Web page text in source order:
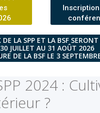
DE LA SPP ET LA BSF SERONT
JUILLET AU 31 AOÛT 2026
DE LA BSF LE 3
2024 :
?